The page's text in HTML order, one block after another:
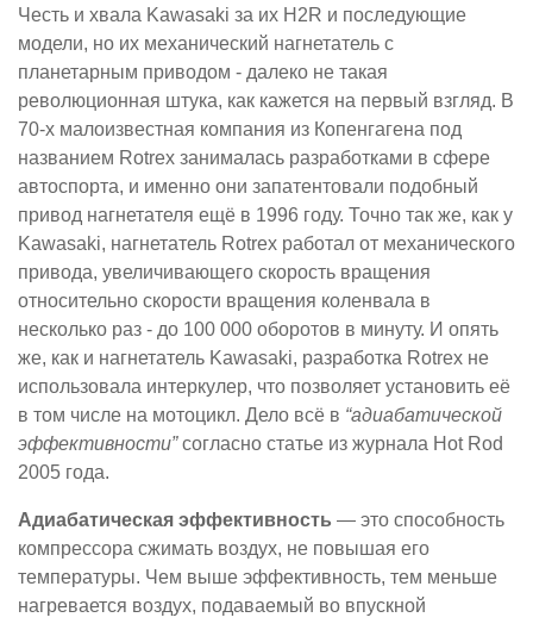
Честь и хвала Kawasaki за их H2R и последующие
модели, но их механический нагнетатель с
планетарным приводом - далеко не такая
революционная штука, как кажется на первый взгляд. В
70-х малоизвестная компания из Копенгагена под
названием Rotrex занималась разработками в сфере
автоспорта, и именно они запатентовали подобный
привод нагнетателя ещё в 1996 году. Точно так же, как у
Kawasaki, нагнетатель Rotrex работал от механического
привода, увеличивающего скорость вращения
относительно скорости вращения коленвала в
несколько раз - до 100 000 оборотов в минуту. И опять
же, как и нагнетатель Kawasaki, разработка Rotrex не
использовала интеркулер, что позволяет установить её
в том числе на мотоцикл. Дело всё в “адиабатической
эффективности”согласно статье из журнала Hot Rod
2005 года.
Адиабатическая эффективность — это способность
компрессора сжимать воздух, не повышая его
температуры. Чем выше эффективность, тем меньше
нагревается воздух, подаваемый во впускной